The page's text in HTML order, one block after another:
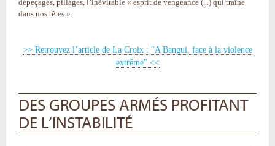
dépeçages, pillages, l’inévitable « esprit de vengeance (...) qui traîne
dans nos têtes ».
>> Retrouvez l’article de La Croix : "A Bangui, face à la violence
extrême" <<
DES GROUPES ARMÉS PROFITANT
DE L’INSTABILITÉ